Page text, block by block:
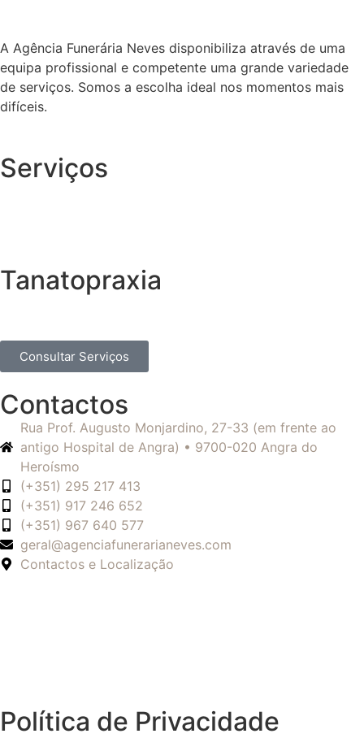
A Agência Funerária Neves disponibiliza através de uma
equipa profissional e competente uma grande variedade
de serviços. Somos a escolha ideal nos momentos mais
difíceis.
Serviços
Tanatopraxia
Consultar Serviços
Contactos
Rua Prof. Augusto Monjardino, 27-33 (em frente ao
antigo Hospital de Angra) • 9700-020 Angra do
Heroísmo
(+351) 295 217 413
(+351) 917 246 652
(+351) 967 640 577
geral@agenciafunerarianeves.com
Contactos e Localização
Política de Privacidade